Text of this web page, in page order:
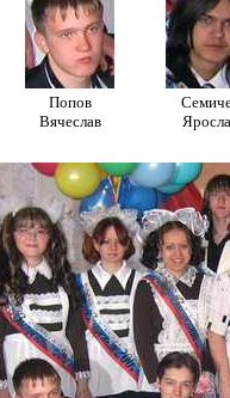
Попов
Вячеслав